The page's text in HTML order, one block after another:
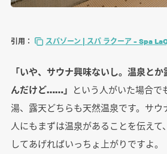
引用： スパゾーン | スパ ラクーア – Spa
「いや、サウナ興味ないし。温泉と
んだけど……」 という人がいた場合で
湯、露天どちらも天然温泉です。サウ
人にもまずは温泉があることを伝えて
してあげればいっちょ上がりですよ。